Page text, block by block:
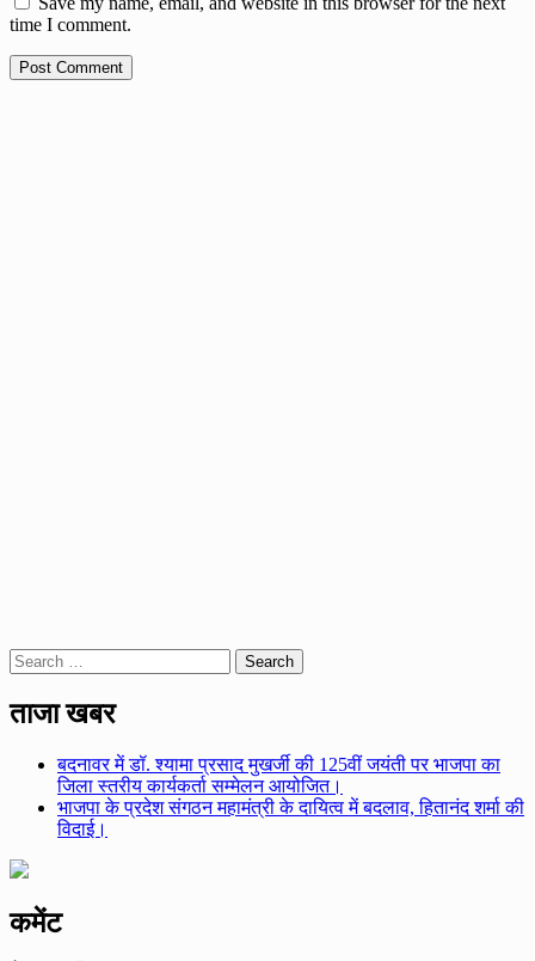
time I comment.
Search
for:
ताजा खबर
बदनावर में डॉ. श्यामा प्रसाद मुखर्जी की 125वीं जयंती पर भाजपा का
जिला स्तरीय कार्यकर्ता सम्मेलन आयोजित।
भाजपा के प्रदेश संगठन महामंत्री के दायित्व में बदलाव, हितानंद शर्मा की
विदाई।
कमेंट